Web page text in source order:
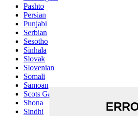
Pashto
Persian
Punjabi
Serbian
Sesotho
Sinhala
Slovak
Slovenian
Somali
Samoan
Scots Gaelic
Shona
Sindhi